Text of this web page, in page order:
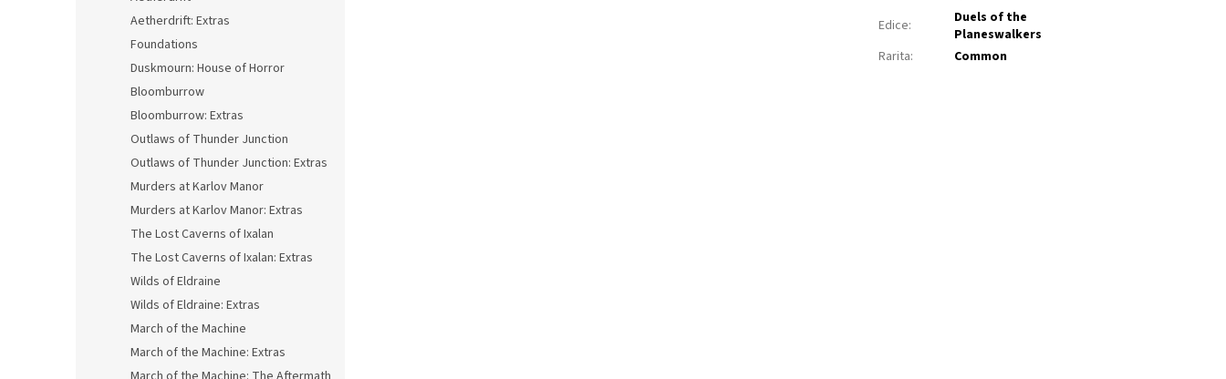
Aetherdrift: Extras
Foundations
Duskmourn: House of Horror
Bloomburrow
Bloomburrow: Extras
Outlaws of Thunder Junction
Outlaws of Thunder Junction: Extras
Murders at Karlov Manor
Murders at Karlov Manor: Extras
The Lost Caverns of Ixalan
The Lost Caverns of Ixalan: Extras
Wilds of Eldraine
Wilds of Eldraine: Extras
March of the Machine
March of the Machine: Extras
Edice:
Duels of the
Planeswalkers
Rarita: Common